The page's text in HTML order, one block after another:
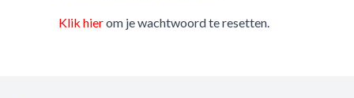
Klik hierom je wachtwoord te resetten.